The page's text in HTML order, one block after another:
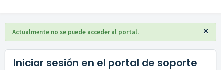
×
Actualmente no se puede acceder al portal.
Iniciar sesión en el portal de soporte